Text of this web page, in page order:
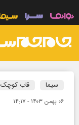
سیما قاب کوچک
۰۶ بهمن ۱۴۰۳ - ۱۴:۱۷